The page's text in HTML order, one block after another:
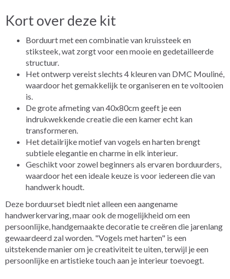
Kort over deze kit
Borduurt met een combinatie van kruissteek en
stiksteek, wat zorgt voor een mooie en gedetailleerde
structuur.
Het ontwerp vereist slechts 4 kleuren van DMC Mouliné,
waardoor het gemakkelijk te organiseren en te voltooien
is.
De grote afmeting van 40x80cm geeft je een
indrukwekkende creatie die een kamer echt kan
transformeren.
Het detailrijke motief van vogels en harten brengt
subtiele elegantie en charme in elk interieur.
Geschikt voor zowel beginners als ervaren borduurders,
waardoor het een ideale keuze is voor iedereen die van
handwerk houdt.
Deze borduurset biedt niet alleen een aangename
handwerkervaring, maar ook de mogelijkheid om een
persoonlijke, handgemaakte decoratie te creëren die jarenlang
gewaardeerd zal worden. "Vogels met harten" is een
uitstekende manier om je creativiteit te uiten, terwijl je een
persoonlijke en artistieke touch aan je interieur toevoegt.